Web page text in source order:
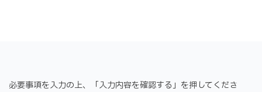
必要事項を入力の上、「入力内容を確認する」を押してくださ